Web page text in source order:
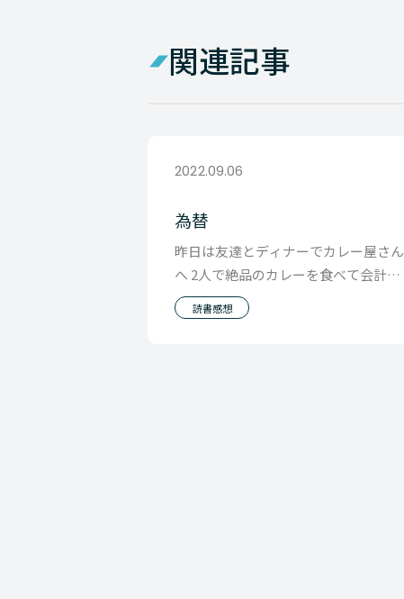
関連記事
2022.09.06
為替
昨日は友達とディナーでカレー屋さん
へ 2人で絶品のカレーを食べて会計は
合計で３０００円弱。 1ドル140円とす
ると2人で
読書感想